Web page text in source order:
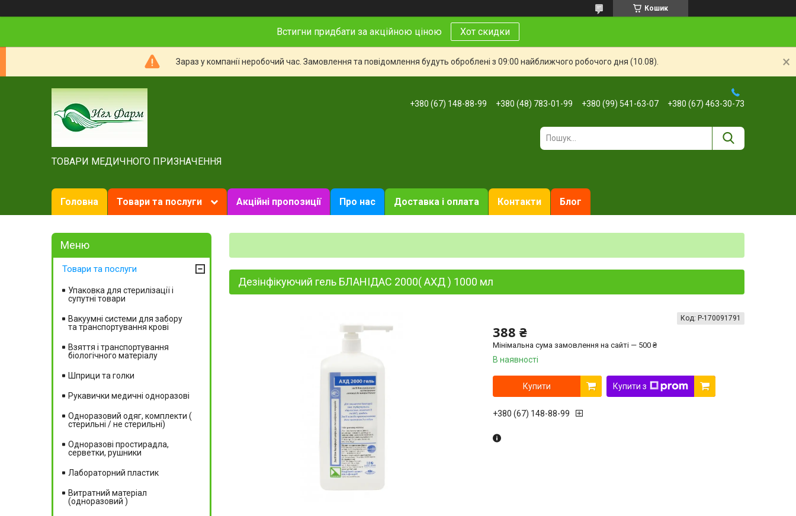
Кошик
Встигни придбати за акційною ціною Хот скидки
Зараз у компанії неробочий час. Замовлення та повідомлення будуть оброблені з 09:00 найближчого робочого дня (10.08).
ТОВАРИ МЕДИЧНОГО ПРИЗНАЧЕННЯ
+380 (67) 148-88-99 +380 (48) 783-01-99 +380 (99) 541-63-07 +380 (67) 463-30-73
Головна Товари та послуги Акційні пропозиції Про нас Доставка і оплата Контакти Блог
Дезінфікуючий гель БЛАНІДАС 2000( АХД ) 1000 мл
388 ₴
Мінімальна сума замовлення на сайті — 500 ₴
В наявності
Код: P-170091791
Купити Купити з
+380 (67) 148-88-99
Товари та послуги
Упаковка для стерилізації і
супутні товари
Вакуумні системи для забору
та транспортування крові
Взяття і транспортування
біологічного матеріалу
Шприци та голки
Рукавички медичні одноразові
Одноразовий одяг, комплекти (
стерильні / не стерильні)
Одноразові простирадла,
серветки, рушники
Лабораторний пластик
Витратний матеріал
(одноразовий )